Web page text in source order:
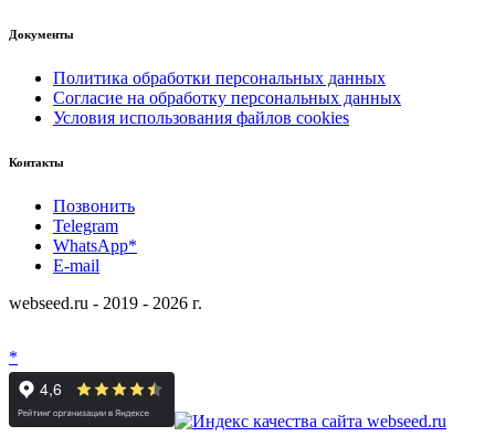
Документы
Политика обработки персональных данных
Согласие на обработку персональных данных
Условия использования файлов cookies
Контакты
Позвонить
Telegram
WhatsApp*
E-mail
webseed.ru - 2019 - 2026 г.
*